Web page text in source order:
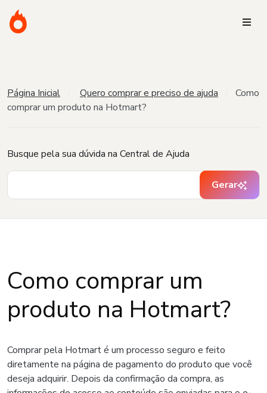
Página Inicial Quero comprar e preciso de ajuda
Como
comprar um produto na Hotmart?
Busque pela sua dúvida na Central de Ajuda
Gerar
Como comprar um
produto na Hotmart?
Comprar pela Hotmart é um processo seguro e feito
diretamente na página de pagamento do produto que você
deseja adquirir. Depois da confirmação da compra, as